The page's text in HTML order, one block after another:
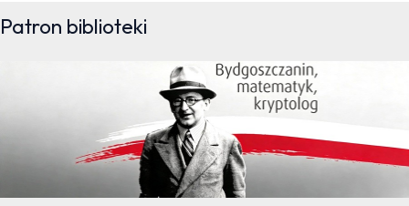
Patron biblioteki